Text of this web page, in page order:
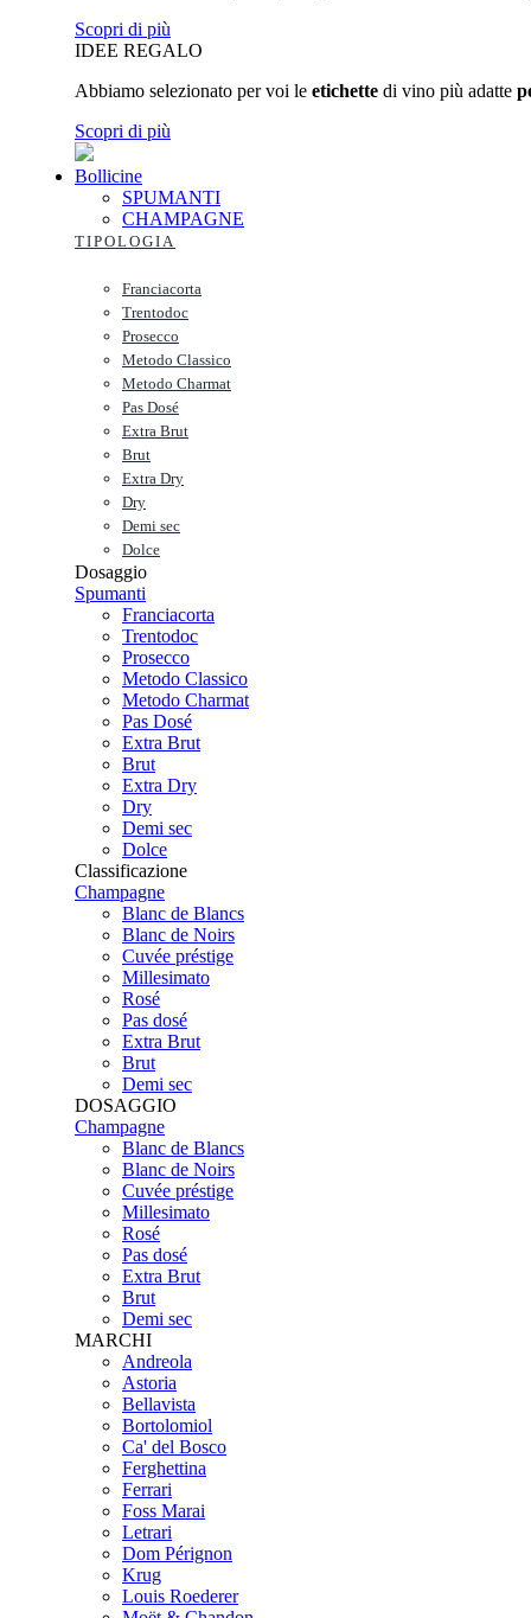
Scopri di più
IDEE REGALO
Abbiamo selezionato per voi le etichette di vino più adatte
Scopri di più
Bollicine
SPUMANTI
CHAMPAGNE
TIPOLOGIA
Franciacorta
Trentodoc
Prosecco
Metodo Classico
Metodo Charmat
Pas Dosé
Extra Brut
Brut
Extra Dry
Dry
Demi sec
Dolce
Dosaggio
Spumanti
Franciacorta
Trentodoc
Prosecco
Metodo Classico
Metodo Charmat
Pas Dosé
Extra Brut
Brut
Extra Dry
Dry
Demi sec
Dolce
Classificazione
Champagne
Blanc de Blancs
Blanc de Noirs
Cuvée préstige
Millesimato
Rosé
Pas dosé
Extra Brut
Brut
Demi sec
DOSAGGIO
Champagne
Blanc de Blancs
Blanc de Noirs
Cuvée préstige
Millesimato
Rosé
Pas dosé
Extra Brut
Brut
Demi sec
MARCHI
Andreola
Astoria
Bellavista
Bortolomiol
Ca' del Bosco
Ferghettina
Ferrari
Foss Marai
Letrari
Dom Pérignon
Krug
Louis Roederer